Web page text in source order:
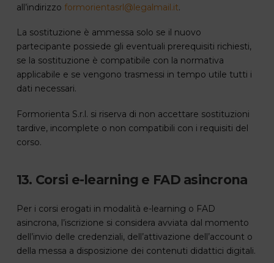
all’indirizzo formorientasrl@legalmail.it.
La sostituzione è ammessa solo se il nuovo
partecipante possiede gli eventuali prerequisiti richiesti,
se la sostituzione è compatibile con la normativa
applicabile e se vengono trasmessi in tempo utile tutti i
dati necessari.
Formorienta S.r.l. si riserva di non accettare sostituzioni
tardive, incomplete o non compatibili con i requisiti del
corso.
13. Corsi e-learning e FAD asincrona
Per i corsi erogati in modalità e-learning o FAD
asincrona, l’iscrizione si considera avviata dal momento
dell’invio delle credenziali, dell’attivazione dell’account o
della messa a disposizione dei contenuti didattici digitali.